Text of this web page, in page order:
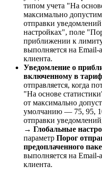
типом учета "На
максимально
отправки
настройках", поле
приближении к
выполняется на Email-
клиента.
Уведомление о
включенному в
отправляется, когда
"На основе
от максимально
умолчанию — 75, 95,
отправки
→ Глобальные
параметр Порог
предоплаченного
выполняется на Email-
клиента.